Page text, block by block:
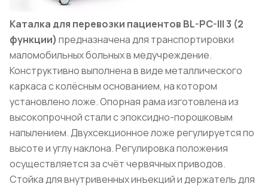
Каталка для перевозки пациентов BL-PC-III 3 (2
функции) предназначена для транспортировки
маломобильных больных в медучреждение.
Конструктивно выполнена в виде металлического
каркаса с колёсным основанием, на котором
установлено ложе. Опорная рама изготовлена из
высокопрочной стали с эпоксидно-порошковым
напылением. Двухсекционное ложе регулируется по
высоте и углу наклона. Регулировка положения
осуществляется за счёт червячных приводов.
Стойка для внутривенных инъекций и держатель для